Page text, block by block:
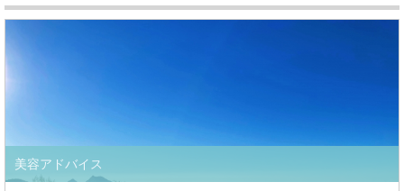
美容アドバイス